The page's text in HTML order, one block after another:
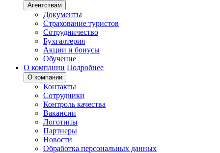
Агентствам
Документы
Страхование туристов
Сотрудничество
Бухгалтерия
Акции и бонусы
Обучение
О компании Подробнее
О компании
Контакты
Сотрудники
Контроль качества
Вакансии
Логотипы
Партнеры
Новости
Обработка персональных данных